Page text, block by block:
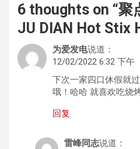
6 thoughts on “聚
JU DIAN Hot Stix
为爱发电说道：
12/02/2022 6:32 下午
下次一家四口休假就
哦！哈哈 就喜欢吃烧
回复
雷峰同志说道：